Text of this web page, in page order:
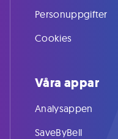
Personuppgifter
Cookies
Våra appar
Analysappen
SaveByBell